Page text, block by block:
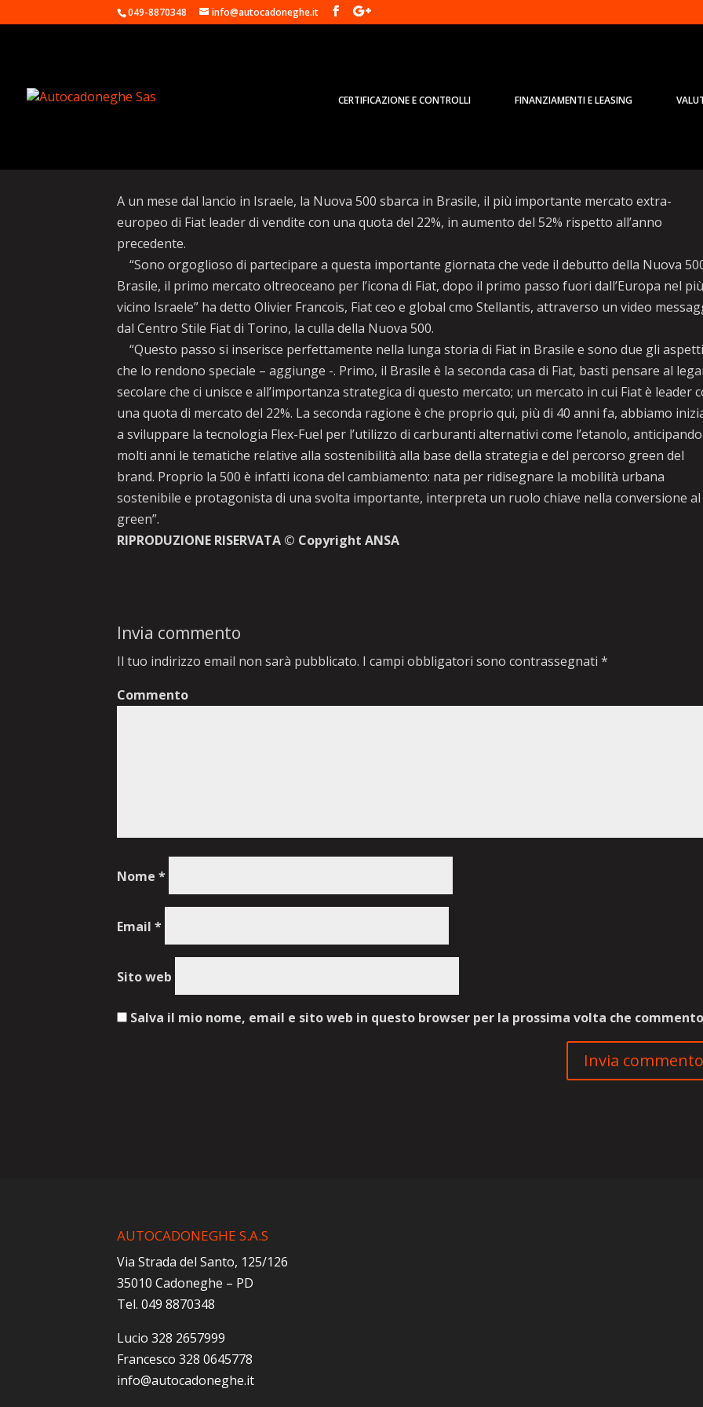
049-8870348 info@autocadoneghe.it
CERTIFICAZIONE E CONTROLLI FINANZIAMENTI E LEASING
A un mese dal lancio in Israele, la Nuova 500 sbarca in Brasile, il più importante mercato extra-
europeo di Fiat leader di vendite con una quota del 22%, in aumento del 52% rispetto all’anno
precedente.
“Sono orgoglioso di partecipare a questa importante giornata che vede il debutto della Nuova
Brasile, il primo mercato oltreoceano per l’icona di Fiat, dopo il primo passo fuori dall’Europa nel
vicino Israele” ha detto Olivier Francois, Fiat ceo e global cmo Stellantis, attraverso un video
dal Centro Stile Fiat di Torino, la culla della Nuova 500.
“Questo passo si inserisce perfettamente nella lunga storia di Fiat in Brasile e sono due gli
che lo rendono speciale – aggiunge -. Primo, il Brasile è la seconda casa di Fiat, basti pensare al
secolare che ci unisce e all’importanza strategica di questo mercato; un mercato in cui Fiat è leader
una quota di mercato del 22%. La seconda ragione è che proprio qui, più di 40 anni fa, abbiamo
a sviluppare la tecnologia Flex-Fuel per l’utilizzo di carburanti alternativi come l’etanolo,
molti anni le tematiche relative alla sostenibilità alla base della strategia e del percorso green del
brand. Proprio la 500 è infatti icona del cambiamento: nata per ridisegnare la mobilità urbana
sostenibile e protagonista di una svolta importante, interpreta un ruolo chiave nella conversione al
green”.
RIPRODUZIONE RISERVATA © Copyright ANSA
Invia commento
Il tuo indirizzo email non sarà pubblicato. I campi obbligatori sono contrassegnati*
Commento
Nome*
Email*
Sito web
Salva il mio nome, email e sito web in questo browser per la prossima volta che
AUTOCADONEGHE S.A.S
Via Strada del Santo, 125/126
35010 Cadoneghe – PD
Tel. 049 8870348
Lucio 328 2657999
Francesco 328 0645778
info@autocadoneghe.it